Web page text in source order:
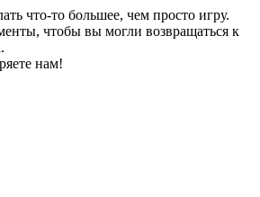
что-то большее, чем просто игру.
чтобы вы могли возвращаться к
нам!